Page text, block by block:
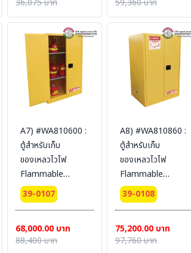
89x59x46
SYSBEL (ไม่รวม
สายดิน)
36,075 บาท
165x60x46
SYSBEL (ไม่รวม
สายดิน)
59,360 บาท
A7) #WA810600 :
ตู้สำหรับเก็บ
ของเหลวไวไฟ
Flammable
Cabinets 227 L 2
door (manual)
Ext dimension
165x86x86
39-0107
68,000.00 บาท
88,400 บาท
A8) #WA810860 :
ตู้สำหรับเก็บ
ของเหลวไวไฟ
Flammable
Cabinets 340 L 2
door (manual)
Ext dimension
165x109x86
39-0108
75,200.00 บาท
97,760 บาท